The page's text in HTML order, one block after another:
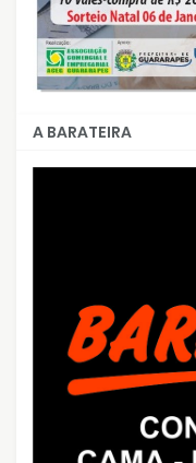
A BARATEIRA